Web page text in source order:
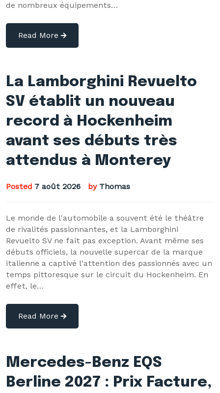
de nombreux équipements…
Read More
La Lamborghini Revuelto
SV établit un nouveau
record à Hockenheim
avant ses débuts très
attendus à Monterey
Posted 7 août 2026 by Thomas
Le monde de l'automobile a souvent été le théâtre
de rivalités passionnantes, et la Lamborghini
Revuelto SV ne fait pas exception. Avant même ses
débuts officiels, la nouvelle supercar de la marque
italienne a captivé l'attention des passionnés avec un
temps pittoresque sur le circuit du Hockenheim. En
effet, le…
Read More
Mercedes-Benz EQS
Berline 2027 : Prix Facture,